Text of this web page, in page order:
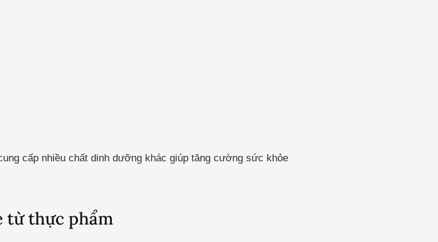
cấp nhiều chất dinh dưỡng khác giúp tăng cường sức khỏe
từ thực phẩm